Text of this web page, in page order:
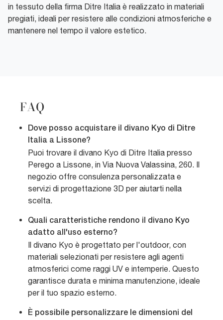
in tessuto della firma Ditre Italia è realizzato in materiali
pregiati, ideali per resistere alle condizioni atmosferiche e
mantenere nel tempo il valore estetico.
FAQ
Dove posso acquistare il divano Kyo di Ditre
Italia a Lissone?
Puoi trovare il divano Kyo di Ditre Italia presso
Perego a Lissone, in Via Nuova Valassina, 260. Il
negozio offre consulenza personalizzata e
servizi di progettazione 3D per aiutarti nella
scelta.
Quali caratteristiche rendono il divano Kyo
adatto all'uso esterno?
Il divano Kyo è progettato per l'outdoor, con
materiali selezionati per resistere agli agenti
atmosferici come raggi UV e intemperie. Questo
garantisce durata e minima manutenzione, ideale
per il tuo spazio esterno.
È possibile personalizzare le dimensioni del